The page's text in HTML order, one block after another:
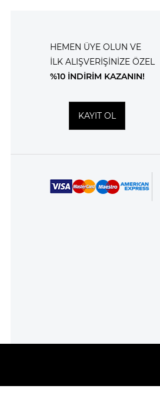
HEMEN ÜYE OLUN VE
İLK ALIŞVERİŞİNİZE ÖZEL
%10 İNDİRİM KAZANIN!
KAYIT OL